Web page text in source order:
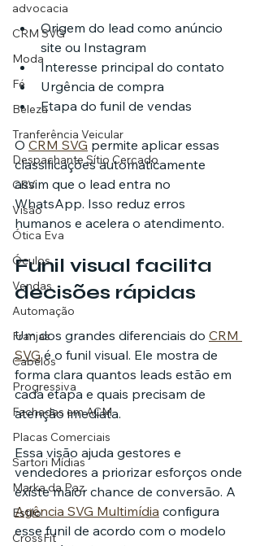
advocacia
CRM SVG
Moda
Fé
Beleza
Tranferência Veicular
Despachante Sítio Cercado
CRV
Visão
Ótica Eva
Óculos
Vendas
Automação
Franjas
Cabelos
Progressiva
Fachadas em ACM
Placas Comerciais
Sartori Mídias
Marka da Paz
Estilo
CrossFit
Origem do lead como anúncio
site ou Instagram
Interesse principal do contato
Urgência de compra
Etapa do funil de vendas
O CRM SVG permite aplicar essas
classificações automaticamente
assim que o lead entra no
WhatsApp. Isso reduz erros
humanos e acelera o atendimento.
Funil visual facilita
decisões rápidas
Um dos grandes diferenciais do CRM
SVG é o funil visual. Ele mostra de
forma clara quantos leads estão em
cada etapa e quais precisam de
atenção imediata.
Essa visão ajuda gestores e
vendedores a priorizar esforços onde
existe maior chance de conversão. A
Agência SVG Multimídia configura
esse funil de acordo com o modelo